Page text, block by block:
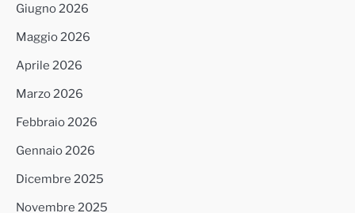
Giugno 2026
Maggio 2026
Aprile 2026
Marzo 2026
Febbraio 2026
Gennaio 2026
Dicembre 2025
Novembre 2025